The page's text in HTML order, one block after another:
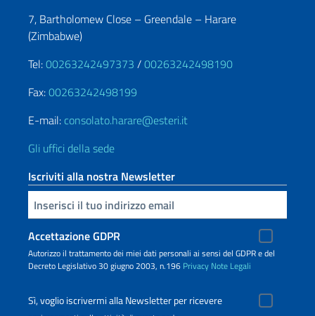
7, Bartholomew Close – Greendale – Harare
(Zimbabwe)
Tel:00263242497373 /00263242498190
Fax:00263242498199
E-mail: consolato.harare@esteri.it
Gli uffici della sede
Iscriviti alla nostra Newsletter
Inserisci la tua email
Accettazione GDPR
Autorizzo il trattamento dei miei dati personali ai sensi del GDPR e del
Decreto Legislativo 30 giugno 2003, n.196 Privacy Note Legali
Sì, voglio iscrivermi alla Newsletter per ricevere